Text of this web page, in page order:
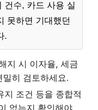
건수, 카드 사용 실
못하면 기대했던
.
지 시 이자율, 세금
히 검토하세요.
지 조건 등을 종합적